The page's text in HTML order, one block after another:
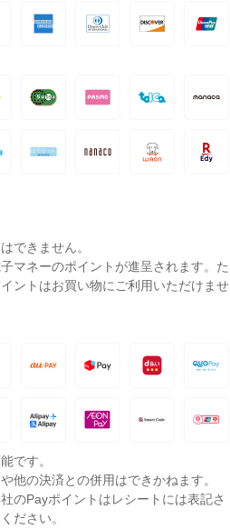
できません。
マネーのポイントが進呈されます。た
ントはお買い物にご利用いただけませ
です。
他の決済との併用はできかねます。
のPayポイントはレシートには表記さ
ださい。